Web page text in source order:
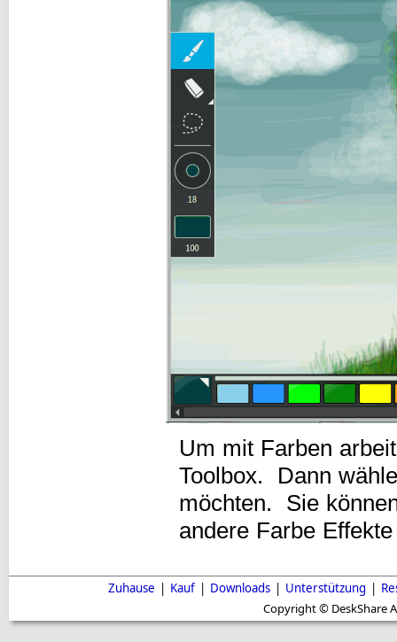
Um mit Farben
Toolbox. Dann
möchten. Sie
andere Farbe
Zuhause | Kauf | Downloads | Unterstützung |
Copyright © DeskShare